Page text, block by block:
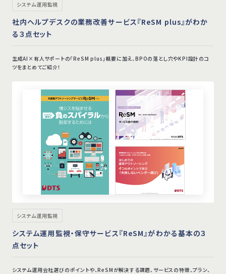
システム運用監視
社内ヘルプデスクの業務改善サービス『ReSM plus』がわか
る３点セット
生成AI×有人サポートの「ReSM plus」概要に加え、BPOの落とし穴やKPI設計のコ
ツをまとめてご紹介！
システム運用監視
システム運用監視・保守サービス『ReSM』がわかる基本の３
点セット
システム運用会社選びのポイントや、ReSMが解決する課題、サービスの特徴、プラン、